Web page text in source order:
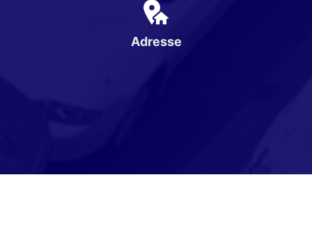
Adresse